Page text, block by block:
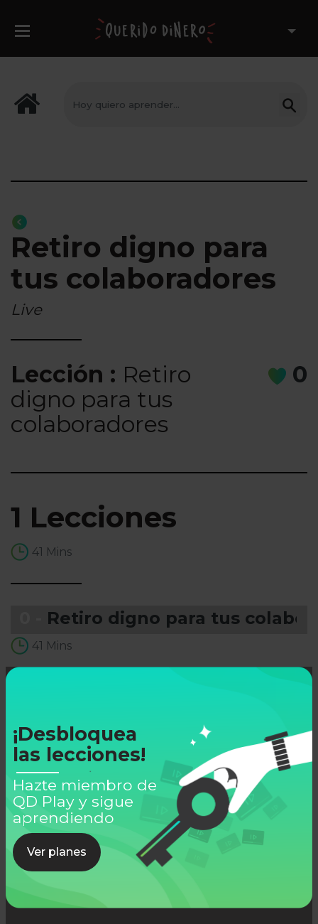
¡Desbloquea
las lecciones!
Hazte miembro de
QD Play y sigue
aprendiendo
Ver planes
Retiro digno para
tus colaboradores
Live
Lección : Retiro
digno para tus
colaboradores
0
1 Lecciones
41 Mins
Retiro digno para tus
41 Mins
Lo que aprenderás
Sobre tu expositor